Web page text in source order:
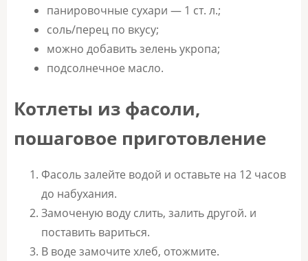
панировочные сухари — 1 ст. л.;
соль/перец по вкусу;
можно добавить зелень укропа;
подсолнечное масло.
Котлеты из фасоли,
пошаговое приготовление
Фасоль залейте водой и оставьте на 12 часов
до набухания.
Замоченую воду слить, залить другой. и
поставить вариться.
В воде замочите хлеб, отожмите.